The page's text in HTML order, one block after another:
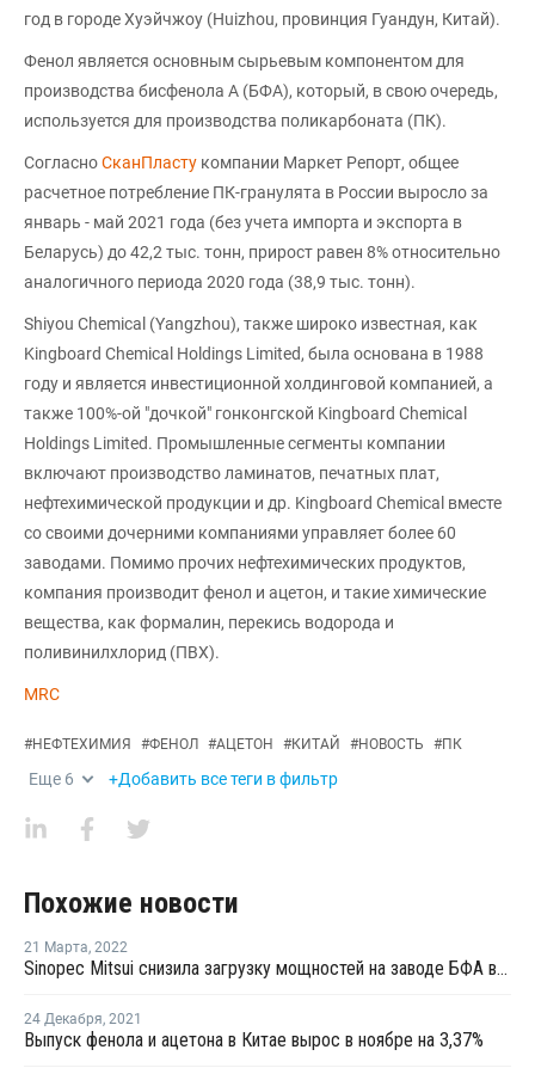
год в городе Хуэйчжоу (Huizhou, провинция Гуандун, Китай).
Фенол является основным сырьевым компонентом для
производства бисфенола А (БФА), который, в свою очередь,
используется для производства поликарбоната (ПК).
СогласноСканПласту компании Маркет Репорт, общее
расчетное потребление ПК-гранулята в России выросло за
январь - май 2021 года (без учета импорта и экспорта в
Беларусь) до 42,2 тыс. тонн, прирост равен 8% относительно
аналогичного периода 2020 года (38,9 тыс. тонн).
Shiyou Chemical (Yangzhou), также широко известная, как
Kingboard Chemical Holdings Limited, была основана в 1988
году и является инвестиционной холдинговой компанией, а
также 100%-ой "дочкой" гонконгской Kingboard Chemical
Holdings Limited. Промышленные сегменты компании
включают производство ламинатов, печатных плат,
нефтехимической продукции и др. Kingboard Chemical вместе
со своими дочерними компаниями управляет более 60
заводами. Помимо прочих нефтехимических продуктов,
компания производит фенол и ацетон, и такие химические
вещества, как формалин, перекись водорода и
поливинилхлорид (ПВХ).
MRC
#НЕФТЕХИМИЯ #ФЕНОЛ #АЦЕТОН #КИТАЙ #НОВОСТЬ #ПК
Еще 6 +Добавить все теги в фильтр
Похожие новости
21 Марта, 2022
Sinopec Mitsui снизила загрузку мощностей на заводе БФА в Китае до 85%
24 Декабря, 2021
Выпуск фенола и ацетона в Китае вырос в ноябре на 3,37%